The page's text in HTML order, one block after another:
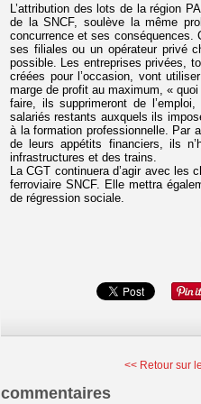
L’attribution des lots de la région
de la SNCF, soulève la même
concurrence et ses conséquences.
ses filiales ou un opérateur privé
possible. Les entreprises privées,
créées pour l’occasion, vont
marge de profit au maximum, «
faire, ils supprimeront de
salariés restants auxquels ils
à la formation professionnelle. Par
de leurs appétits financiers, ils
infrastructures et des trains.
La CGT continuera d’agir avec les
ferroviaire SNCF. Elle mettra
de régression sociale.
<< Retour sur
commentaires